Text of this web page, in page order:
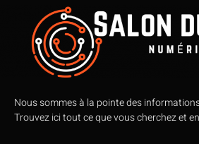
Nous sommes à la pointe des
Trouvez ici tout ce que vous cherchez et